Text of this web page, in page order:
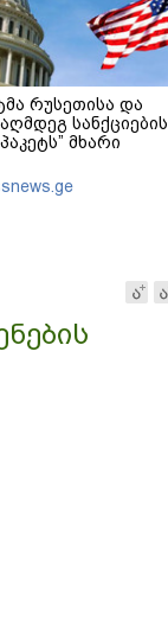
რუსეთისა და
სანქციების
მხარი